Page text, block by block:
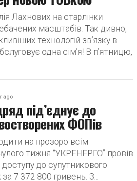
Лахнових на старлінки
масштабів. Так дивно,
технологій зв’язку в
одна сім’я! В п’ятницю,
ago
під’єднує до
ФОПів
на прозоро всім
тижня “УКРЕНЕРГО” провів
до супутникового
за 7 372 800 гривень. З...